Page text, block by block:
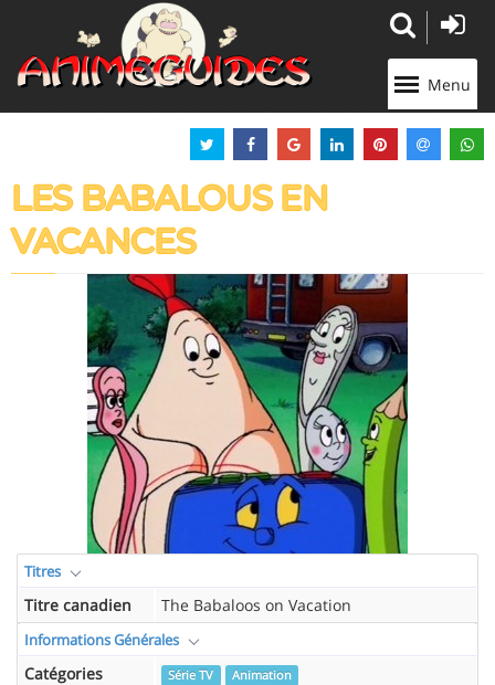
Menu
LES BABALOUS EN
VACANCES
Titres
Titre canadien The Babaloos on Vacation
Informations Générales
Catégories Série TV Animation
Panneau de gestion des cookies